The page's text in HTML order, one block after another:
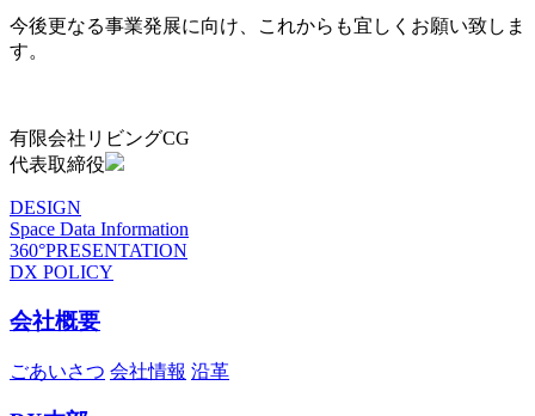
今後更なる事業発展に向け、これからも宜しくお願い致しま
す。
有限会社リビングCG
代表取締役
DESIGN
Space Data Information
360°PRESENTATION
DX POLICY
会社概要
ごあいさつ 会社情報 沿革